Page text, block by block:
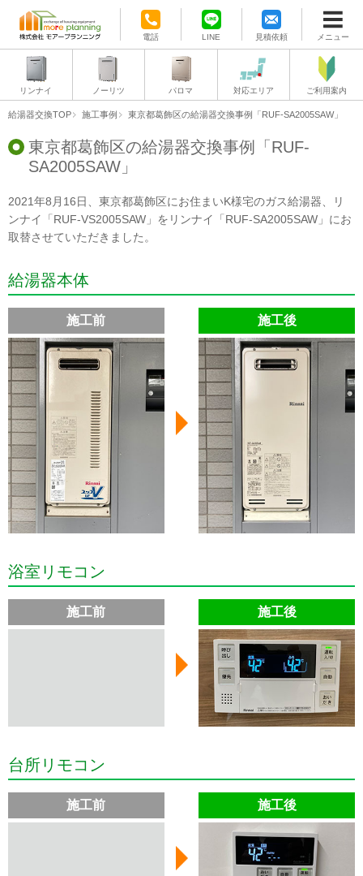
電話 LINE 見積依頼 メニュー
リンナイ ノーリツ パロマ 対応エリア ご利用案内
給湯器交換TOP 施工事例 東京都葛飾区の給湯器交換事例「RUF-SA2005SAW」
東京都葛飾区の給湯器交換事例「RUF-
SA2005SAW」
2021年8月16日、東京都葛飾区にお住まいK様宅のガス給湯器、リ
ンナイ「RUF-VS2005SAW」をリンナイ「RUF-SA2005SAW」にお
取替させていただきました。
給湯器本体
施工前 施工後
浴室リモコン
施工前 施工後
台所リモコン
施工前 施工後